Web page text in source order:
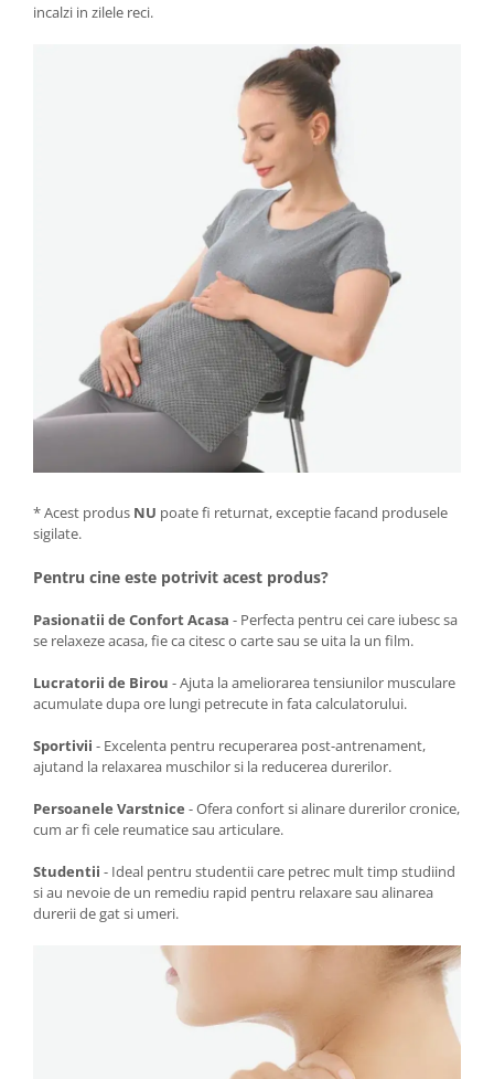
incalzi in zilele reci.
* Acest produs NU poate fi returnat, exceptie facand produsele
sigilate.
Pentru cine este potrivit acest produs?
Pasionatii de Confort Acasa - Perfecta pentru cei care iubesc sa
se relaxeze acasa, fie ca citesc o carte sau se uita la un film.
Lucratorii de Birou - Ajuta la ameliorarea tensiunilor musculare
acumulate dupa ore lungi petrecute in fata calculatorului.
Sportivii - Excelenta pentru recuperarea post-antrenament,
ajutand la relaxarea muschilor si la reducerea durerilor.
Persoanele Varstnice - Ofera confort si alinare durerilor cronice,
cum ar fi cele reumatice sau articulare.
Studentii - Ideal pentru studentii care petrec mult timp studiind
si au nevoie de un remediu rapid pentru relaxare sau alinarea
durerii de gat si umeri.